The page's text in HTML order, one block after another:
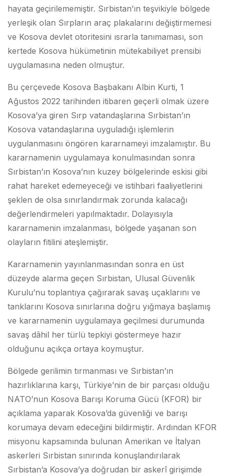
hayata geçirilememiştir. Sırbistan’ın teşvikiyle bölgede
yerleşik olan Sırpların araç plakalarını değiştirmemesi
ve Kosova devlet otoritesini ısrarla tanımaması, son
kertede Kosova hükümetinin mütekabiliyet prensibi
uygulamasına neden olmuştur.
Bu çerçevede Kosova Başbakanı Albin Kurti, 1
Ağustos 2022 tarihinden itibaren geçerli olmak üzere
Kosova’ya giren Sırp vatandaşlarına Sırbistan’ın
Kosova vatandaşlarına uyguladığı işlemlerin
uygulanmasını öngören kararnameyi imzalamıştır. Bu
kararnamenin uygulamaya konulmasından sonra
Sırbistan’ın Kosova’nın kuzey bölgelerinde eskisi gibi
rahat hareket edemeyeceği ve istihbari faaliyetlerini
şeklen de olsa sınırlandırmak zorunda kalacağı
değerlendirmeleri yapılmaktadır. Dolayısıyla
kararnamenin imzalanması, bölgede yaşanan son
olayların fitilini ateşlemiştir.
Kararnamenin yayınlanmasından sonra en üst
düzeyde alarma geçen Sırbistan, Ulusal Güvenlik
Kurulu’nu toplantıya çağırarak savaş uçaklarını ve
tanklarını Kosova sınırlarına doğru yığmaya başlamış
ve kararnamenin uygulamaya geçilmesi durumunda
savaş dâhil her türlü tepkiyi göstermeye hazır
olduğunu açıkça ortaya koymuştur.
Bölgede gerilimin tırmanması ve Sırbistan’ın
hazırlıklarına karşı, Türkiye’nin de bir parçası olduğu
NATO’nun Kosova Barışı Koruma Gücü (KFOR) bir
açıklama yaparak Kosova’da güvenliği ve barışı
korumaya devam edeceğini bildirmiştir. Ardından KFOR
misyonu kapsamında bulunan Amerikan ve İtalyan
askerleri Sırbistan sınırında konuşlandırılarak
Sırbistan’a Kosova’ya doğrudan bir askerî girişimde